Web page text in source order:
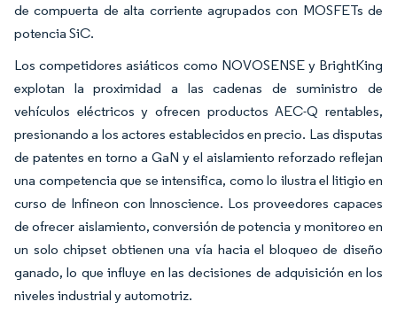
de compuerta de alta corriente agrupados con MOSFETs de
potencia SiC.
Los competidores asiáticos como NOVOSENSE y BrightKing
explotan la proximidad a las cadenas de suministro de
vehículos eléctricos y ofrecen productos AEC-Q rentables,
presionando a los actores establecidos en precio. Las disputas
de patentes en torno a GaN y el aislamiento reforzado reflejan
una competencia que se intensifica, como lo ilustra el litigio en
curso de Infineon con Innoscience. Los proveedores capaces
de ofrecer aislamiento, conversión de potencia y monitoreo en
un solo chipset obtienen una vía hacia el bloqueo de diseño
ganado, lo que influye en las decisiones de adquisición en los
niveles industrial y automotriz.